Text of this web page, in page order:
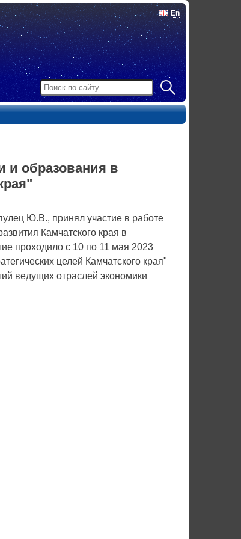
En
и образования в
Ю.В., принял участие в работе
Камчатского края в
проходило с 10 по 11 мая 2023
целей Камчатского края"
ведущих отраслей экономики